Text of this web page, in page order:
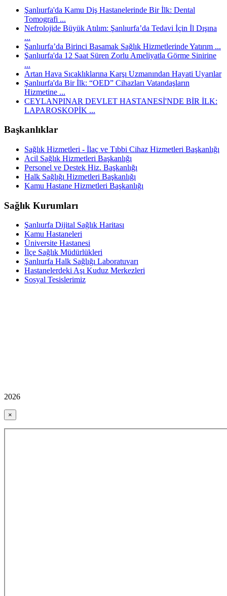
Şanlıurfa'da Kamu Diş Hastanelerinde Bir İlk: Dental
Tomografi ...
Nefrolojide Büyük Atılım: Şanlıurfa’da Tedavi İçin İl Dışına
...
Şanlıurfa’da Birinci Basamak Sağlık Hizmetlerinde Yatırım ...
Şanlıurfa'da 12 Saat Süren Zorlu Ameliyatla Görme Sinirine
...
Artan Hava Sıcaklıklarına Karşı Uzmanından Hayati Uyarılar
Şanlıurfa'da Bir İlk: “OED” Cihazları Vatandaşların
Hizmetine ...
CEYLANPINAR DEVLET HASTANESİ'NDE BİR İLK:
LAPAROSKOPİK ...
Başkanlıklar
Sağlık Hizmetleri - İlaç ve Tıbbi Cihaz Hizmetleri Başkanlığı
Acil Sağlık Hizmetleri Başkanlığı
Personel ve Destek Hiz. Başkanlığı
Halk Sağlığı Hizmetleri Başkanlığı
Kamu Hastane Hizmetleri Başkanlığı
Sağlık Kurumları
Şanlıurfa Dijital Sağlık Haritası
Kamu Hastaneleri
Üniversite Hastanesi
İlçe Sağlık Müdürlükleri
Şanlıurfa Halk Sağlığı Laboratuvarı
Hastanelerdeki Aşı Kuduz Merkezleri
Sosyal Tesislerimiz
2026
×